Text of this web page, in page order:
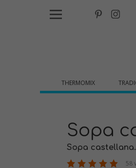
THERMOMIX
Sopa
Sopa
58